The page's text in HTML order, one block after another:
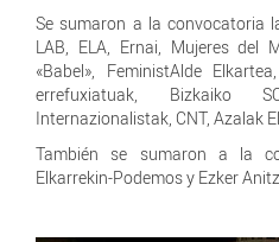
Se sumaron a la convocatoria
LAB, ELA, Ernai, Mujeres del
«Babel», FeministAlde
errefuxiatuak, Bizkaiko
Internazionalistak, CNT, Azalak
También se sumaron a la
Elkarrekin-Podemos y Ezker